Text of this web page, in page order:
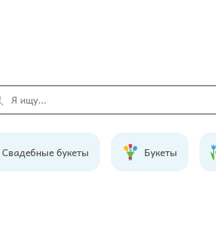
Свадебные букеты Букеты